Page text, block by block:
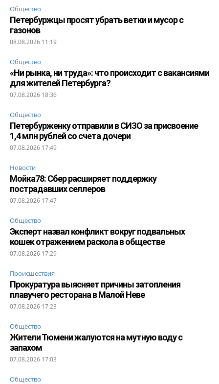
Общество
Петербуржцы просят убрать ветки и мусор с
газонов
08.08.2026 11:19
Общество
«Ни рынка, ни труда»: что происходит с вакансиями
для жителей Петербурга?
07.08.2026 18:36
Общество
Петербурженку отправили в СИЗО за присвоение
1,4 млн рублей со счета дочери
07.08.2026 17:49
Новости
Мойка78: Сбер расширяет поддержку
пострадавших селлеров
07.08.2026 17:47
Общество
Эксперт назвал конфликт вокруг подвальных
кошек отражением раскола в обществе
07.08.2026 17:29
Происшествия
Прокуратура выясняет причины затопления
плавучего ресторана в Малой Неве
07.08.2026 17:23
Общество
Жители Тюмени жалуются на мутную воду с
запахом
07.08.2026 17:03
Общество